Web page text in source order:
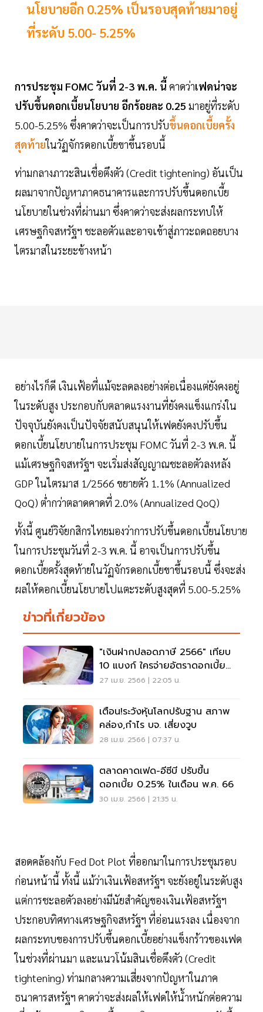
นโยบายอีก 0.25% เป็นรอบสุดท้ายมาอยู่
ที่ระดับ 5.00- 5.25%
การประชุม FOMC วันที่ 2-3 พ.ค. นี้ คาดว่าเฟดน่าจะ
ปรับขึ้นดอกเบี้ยนโยบาย อีกร้อยละ 0.25 มาอยู่ที่ระดับ
5.00-5.25% ซึ่งคาดว่าจะเป็นการปรับขึ้นดอกเบี้ยครั้ง
สุดท้ายในวัฏจักรดอกเบี้ยขาขึ้นรอบนี้
ท่ามกลางภาวะสินเชื่อตึงตัว (Credit tightening) อันเป็น
ผลมาจากปัญหาภาคธนาคารและการปรับขึ้นดอกเบี้ย
นโยบายในช่วงที่ผ่านมา ซึ่งคาดว่าจะส่งผลกระทบให้
เศรษฐกิจสหรัฐฯ ชะลอตัวและอาจเข้าสู่ภาวะถดถอยบาง
ไตรมาสในระยะข้างหน้า
อย่างไรก็ดี เงินเฟ้อที่แม้จะลดลงอย่างต่อเนื่องแต่ยังคงอยู่
ในระดับสูง ประกอบกับตลาดแรงงานที่ยังคงแข็งแกร่งใน
ปัจจุบันยังคงเป็นปัจจัยสนับสนุนให้เฟดยังคงปรับขึ้น
ดอกเบี้ยนโยบายในการประชุม FOMC วันที่ 2-3 พ.ค. นี้
แม้เศรษฐกิจสหรัฐฯ จะเริ่มส่งสัญญาณชะลอตัวลงหลัง
GDP ในไตรมาส 1/2566 ขยายตัว 1.1% (Annualized
QoQ) ต่ำกว่าตลาดคาดที่ 2.0% (Annualized QoQ)
ทั้งนี้ ศูนย์วิจัยกสิกรไทยมองว่าการปรับขึ้นดอกเบี้ยนโยบาย
ในการประชุมวันที่ 2-3 พ.ค. นี้ อาจเป็นการปรับขึ้น
ดอกเบี้ยครั้งสุดท้ายในวัฏจักรดอกเบี้ยขาขึ้นรอบนี้ ซึ่งจะส่ง
ผลให้ดอกเบี้ยนโยบายไปแตะระดับสูงสุดที่ 5.00-5.25%
ข่าวที่เกี่ยวข้อง
"เงินฝากปลอดภาษี 2566" เทียบ
10 แบงก์ ใครจ่ายอัตราดอกเบี้ย
สูงสุด
27 เม.ย. 2566 | 22:05 น.
เตือน!ระวังหุ้นโลกปรับฐาน สภาพ
คล่อง,กำไร บจ. เสี่ยงวูบ
28 เม.ย. 2566 | 07:37 น.
ตลาดคาดเฟด-อีซีบี ปรับขึ้น
ดอกเบี้ย 0.25% ในเดือน พ.ค. 66
30 เม.ย. 2566 | 21:35 น.
สอดคล้องกับ Fed Dot Plot ที่ออกมาในการประชุมรอบ
ก่อนหน้านี้ ทั้งนี้ แม้ว่าเงินเฟ้อสหรัฐฯ จะยังอยู่ในระดับสูง
แต่การชะลอตัวลงอย่างมีนัยสำคัญของเงินเฟ้อสหรัฐฯ
ประกอบทิศทางเศรษฐกิจสหรัฐฯ ที่อ่อนแรงลง เนื่องจาก
ผลกระทบของการปรับขึ้นดอกเบี้ยอย่างแข็งกร้าวของเฟด
ในช่วงที่ผ่านมา และแนวโน้มสินเชื่อตึงตัว (Credit
tightening) ท่ามกลางความเสี่ยงจากปัญหาในภาค
ธนาคารสหรัฐฯ คาดว่าจะส่งผลให้เฟดให้น้ำหนักต่อความ